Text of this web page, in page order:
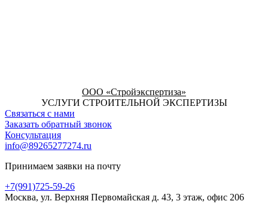
ООО «Стройэкспертиза»
УСЛУГИ СТРОИТЕЛЬНОЙ ЭКСПЕРТИЗЫ
Связаться с нами
Заказать обратный звонок
Консультация
info@89265277274.ru
Принимаем заявки на почту
+7(991)725-59-26
Москва, ул. Верхняя Первомайская д. 43, 3 этаж, офис 206